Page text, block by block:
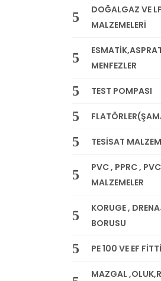
DOĞALGAZ VE
MALZEMELERİ
MENFEZLER
TEST POMPASI
TESİSAT
PVC , PPRC ,
MALZEMELER
KORUGE ,
BORUSU
PE 100 VE EF
MAZGAL